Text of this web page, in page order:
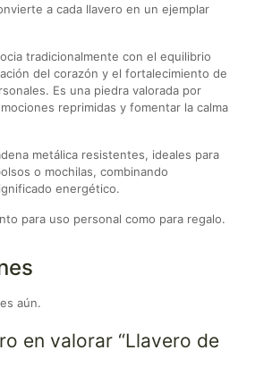
a cada llavero en un ejemplar
tradicionalmente con el equilibrio
del corazón y el fortalecimiento de
Es una piedra valorada por
reprimidas y fomentar la calma
metálica resistentes, ideales para
o mochilas, combinando
energético.
para uso personal como para regalo.
aún.
en valorar “Llavero de